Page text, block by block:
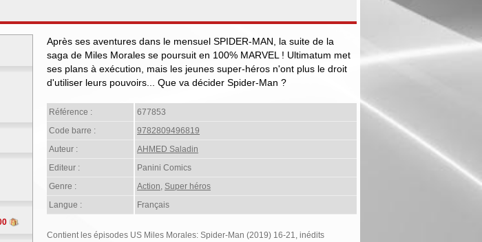
Après ses aventures dans le mensuel SPIDER-MAN, la suite de la
saga de Miles Morales se poursuit en 100% MARVEL ! Ultimatum met
ses plans à exécution, mais les jeunes super-héros n'ont plus le droit
d'utiliser leurs pouvoirs... Que va décider Spider-Man ?
Référence :
677853
Code barre :
9782809496819
Auteur :
AHMED Saladin
Editeur :
Panini Comics
Genre :
Action, Super héros
Langue :
Français
Contient les épisodes US Miles Morales: Spider-Man (2019) 16-21, inédits